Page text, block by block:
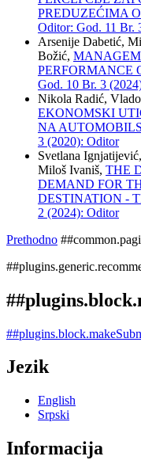
PREDUZEĆIMA
Oditor: God. 11 Br.
Arsenije Dabetić,
Božić,
PERFORMANCE
God. 10 Br. 3
Nikola Radić,
EKONOMSKI
NA
3 (2020): Oditor
Svetlana
Miloš Ivaniš, THE
DEMAND FOR
DESTINATION -
2 (2024): Oditor
Prethodno
Jezik
English
Srpski
Informacija